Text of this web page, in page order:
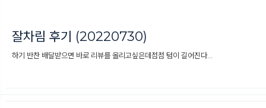
잘차림 후기 (20220730)
하기 반찬 배달받으면 바로 리뷰를 올리고싶은데점점 텀이 길어진다...